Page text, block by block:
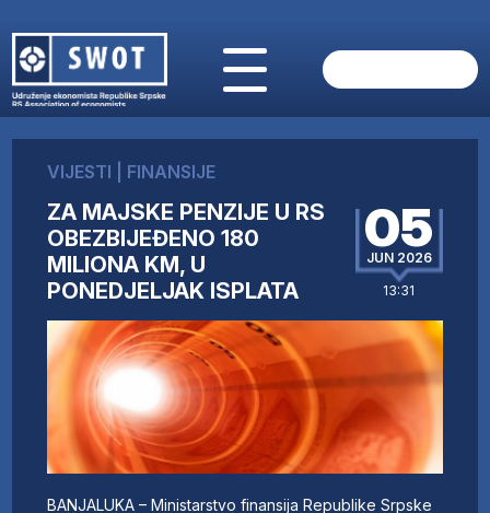
O NAMA
AKTUELNO
ANALIZE
KOMPANIJE
FINANSIJE
IZ STRANIH MEDIJA
AKTIVNOSTI
SWOT INTERVJU
UČLANI SE
KONTAKT
VIJESTI FINANSIJE
ZA MAJSKE PENZIJE U RS
OBEZBIJEĐENO 180
MILIONA KM, U
PONEDJELJAK ISPLATA
05
JUN 2026
13:31
BANJALUKA – Ministarstvo finansija Republike Srpske